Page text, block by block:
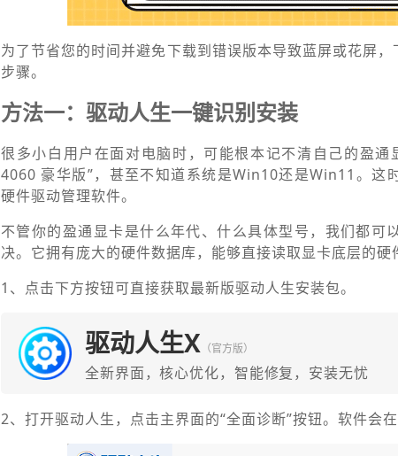
为了节省您的时间并避免下载到错误版本导致蓝屏或花屏
步骤。
方法一：驱动人生一键识别安装
很多小白用户在面对电脑时，可能根本记不清自己的盈通
4060 豪华版”，甚至不知道系统是Win10还是Win11。这
硬件驱动管理软件。
不管你的盈通显卡是什么年代、什么具体型号，我们都可
决。它拥有庞大的硬件数据库，能够直接读取显卡底层的硬
1、点击下方按钮可直接获取最新版驱动人生安装包。
驱动人生X （官方版）
全新界面，核心优化，智能修复，安装无忧
2、打开驱动人生，点击主界面的“全面诊断”按钮。软件会